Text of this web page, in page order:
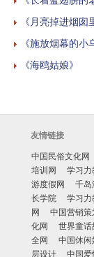
《月亮掉进烟囱
《施放烟幕的小
《海鸥姑娘》
友情链接
中国民俗文化网
培训网
学习
游度假网
千岛
长学院
学习
网
中国营销策
化网
世界童话
全网
中国休闲
层设计
中国爱